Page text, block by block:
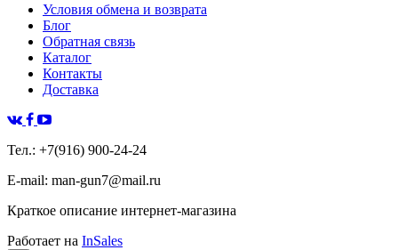
Условия обмена и возврата
Блог
Обратная связь
Каталог
Контакты
Доставка
Тел.: +7(916) 900-24-24
E-mail: man-gun7@mail.ru
Краткое описание интернет-магазина
Работает на InSales